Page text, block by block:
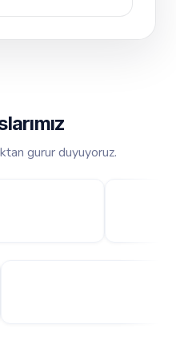
gurur duyuyoruz.